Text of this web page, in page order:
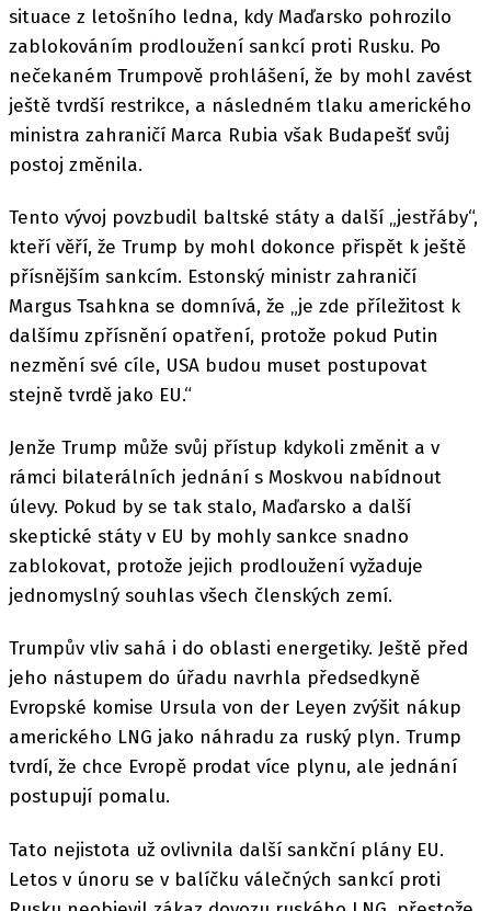
situace z letošního ledna, kdy Maďarsko pohrozilo
zablokováním prodloužení sankcí proti Rusku. Po
nečekaném Trumpově prohlášení, že by mohl zavést
ještě tvrdší restrikce, a následném tlaku amerického
ministra zahraničí Marca Rubia však Budapešť svůj
postoj změnila.
Tento vývoj povzbudil baltské státy a další „jestřáby“,
kteří věří, že Trump by mohl dokonce přispět k ještě
přísnějším sankcím. Estonský ministr zahraničí
Margus Tsahkna se domnívá, že „je zde příležitost k
dalšímu zpřísnění opatření, protože pokud Putin
nezmění své cíle, USA budou muset postupovat
stejně tvrdě jako EU.“
Jenže Trump může svůj přístup kdykoli změnit a v
rámci bilaterálních jednání s Moskvou nabídnout
úlevy. Pokud by se tak stalo, Maďarsko a další
skeptické státy v EU by mohly sankce snadno
zablokovat, protože jejich prodloužení vyžaduje
jednomyslný souhlas všech členských zemí.
Trumpův vliv sahá i do oblasti energetiky. Ještě před
jeho nástupem do úřadu navrhla předsedkyně
Evropské komise Ursula von der Leyen zvýšit nákup
amerického LNG jako náhradu za ruský plyn. Trump
tvrdí, že chce Evropě prodat více plynu, ale jednání
postupují pomalu.
Tato nejistota už ovlivnila další sankční plány EU.
Letos v únoru se v balíčku válečných sankcí proti